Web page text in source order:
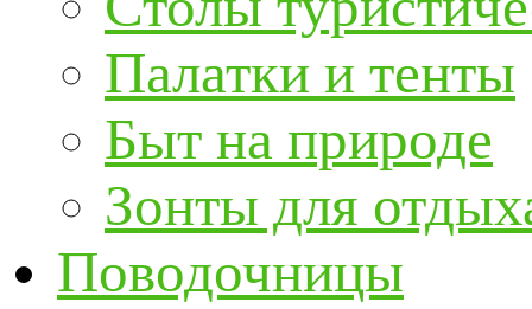
Палатки и тенты
Быт на природе
Зонты для
Поводочницы